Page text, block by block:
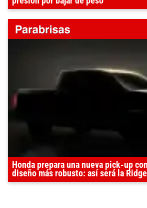
Honda prepara una nueva pick-up
diseño más robusto: así será la